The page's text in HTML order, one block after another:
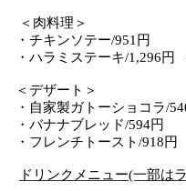
＜肉料理＞
・チキンソテー/951円
・ハラミステーキ/1,296
＜デザート＞
・自家製ガトーショコラ/
・バナナブレッド/594円
・フレンチトースト/918円
ドリンクメニュー(一部は